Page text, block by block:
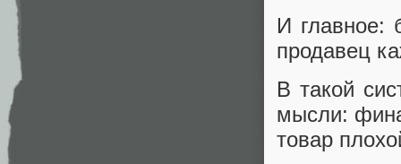
И главное:
продавец
В такой
мысли:
товар